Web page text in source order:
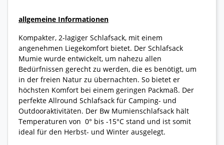
allgemeine Informationen
Kompakter, 2-lagiger Schlafsack, mit einem
angenehmen Liegekomfort bietet. Der Schlafsack
Mumie wurde entwickelt, um nahezu allen
Bedürfnissen gerecht zu werden, die es benötigt, um
in der freien Natur zu übernachten. So bietet er
höchsten Komfort bei einem geringen Packmaß. Der
perfekte Allround Schlafsack für Camping- und
Outdooraktivitäten. Der Bw Mumienschlafsack hält
Temperaturen von 0° bis -15°C stand und ist somit
ideal für den Herbst- und Winter ausgelegt.